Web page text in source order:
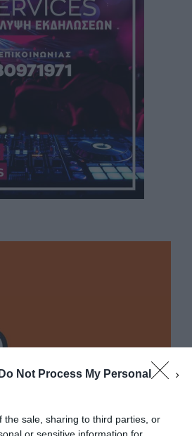
Do Not Process My Personal
the sale, sharing to third parties, or